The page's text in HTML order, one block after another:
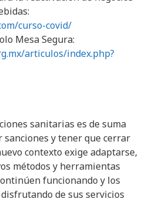
curso-covid/
Mesa Segura:
articulos/index.php?
sanitarias es de suma
y tener que cerrar
contexto exige adaptarse,
métodos y herramientas
funcionando y los
de sus servicios